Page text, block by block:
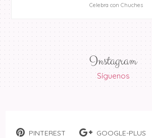
Celebra con Chuches
Instagram
Síguenos
PINTEREST GOOGLE-PLUS